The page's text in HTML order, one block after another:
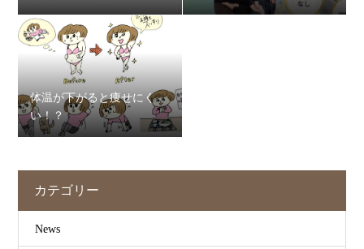
体温が下がると痩せにく
い！？
カテゴリー
News